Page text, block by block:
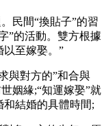
民間“換貼子”的習
”的活動。雙方根據
以至嫁娶。”
與對方的”和合與
姻緣;“知運嫁娶”就
結婚的具體時間;